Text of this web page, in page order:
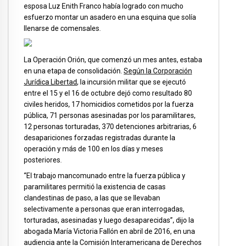
esposa Luz Enith Franco había logrado con mucho
esfuerzo montar un asadero en una esquina que solía
llenarse de comensales.
La Operación Orión, que comenzó un mes antes, estaba
en una etapa de consolidación. Según la Corporación
Jurídica Libertad, la incursión militar que se ejecutó
entre el 15 y el 16 de octubre dejó como resultado 80
civiles heridos, 17 homicidios cometidos por la fuerza
pública, 71 personas asesinadas por los paramilitares,
12 personas torturadas, 370 detenciones arbitrarias, 6
desapariciones forzadas registradas durante la
operación y más de 100 en los días y meses
posteriores.
“El trabajo mancomunado entre la fuerza pública y
paramilitares permitió la existencia de casas
clandestinas de paso, a las que se llevaban
selectivamente a personas que eran interrogadas,
torturadas, asesinadas y luego desaparecidas”, dijo la
abogada María Victoria Fallón en abril de 2016, en una
audiencia ante la Comisión Interamericana de Derechos